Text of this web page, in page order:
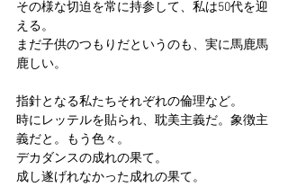
その様な切迫を常に持参して、私は50代を迎
える。
まだ子供のつもりだというのも、実に馬鹿馬
鹿しい。
指針となる私たちそれぞれの倫理など。
時にレッテルを貼られ、耽美主義だ。象徴主
義だと。もう色々。
デカダンスの成れの果て。
成し遂げれなかった成れの果て。